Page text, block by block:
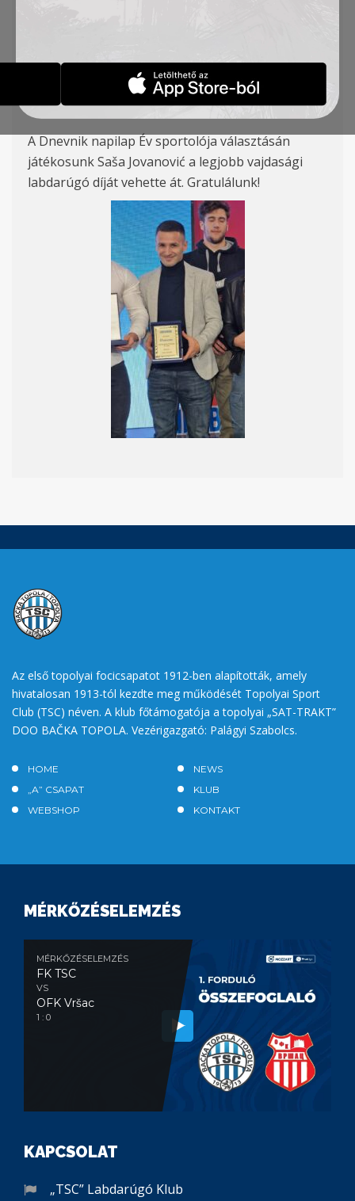
A Dnevnik napilap Év sportolója választásán
játékosunk Saša Jovanović a legjobb vajdasági
labdarúgó díját vehette át. Gratulálunk!
Az első topolyai focicsapatot 1912-ben alapították, amely
hivatalosan 1913-tól kezdte meg működését Topolyai Sport
Club (TSC) néven. A klub főtámogatója a topolyai „SAT-TRAKT”
DOO BAČKA TOPOLA. Vezérigazgató: Palágyi Szabolcs.
HOME
NEWS
„A” CSAPAT
KLUB
WEBSHOP
KONTAKT
MÉRKŐZÉSELEMZÉS
MÉRKŐZÉSELEMZÉS
FK TSC
VS
OFK Vršac
1 : 0
KAPCSOLAT
„TSC” Labdarúgó Klub